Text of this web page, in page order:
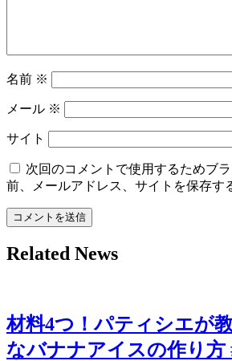
名前 ※
メール ※
サイト
次回のコメントで使用するためブ
前、メールアドレス、サイトを保存す
Related News
材料4つ！パティシエが
なバナナアイスの作り方